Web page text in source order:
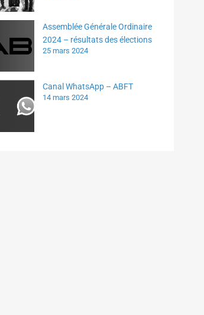
Assemblée Générale Ordinaire
2024 – résultats des élections
25 mars 2024
Canal WhatsApp – ABFT
14 mars 2024